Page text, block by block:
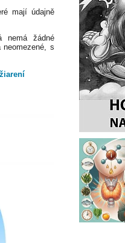
mají údajně
nemá žádné
s